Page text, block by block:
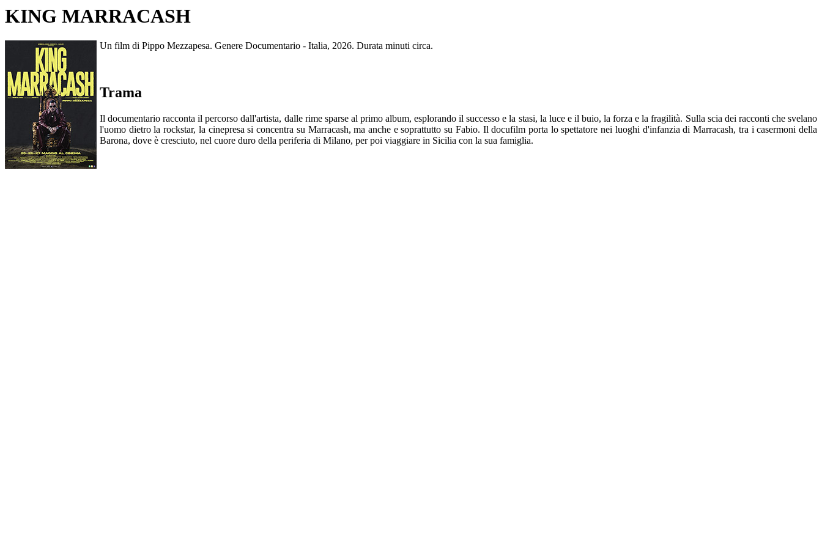
KING MARRACASH
Un film di Pippo Mezzapesa. Genere Documentario - Italia, 2026. Durata minuti circa.
Trama
Il documentario racconta il percorso dall'artista, dalle rime sparse al primo album, esplorando il successo e la stasi, la luce e il buio, la forza e la fragilità. Sulla scia dei racconti che svelano
l'uomo dietro la rockstar, la cinepresa si concentra su Marracash, ma anche e soprattutto su Fabio. Il docufilm porta lo spettatore nei luoghi d'infanzia di Marracash, tra i casermoni della
Barona, dove è cresciuto, nel cuore duro della periferia di Milano, per poi viaggiare in Sicilia con la sua famiglia.